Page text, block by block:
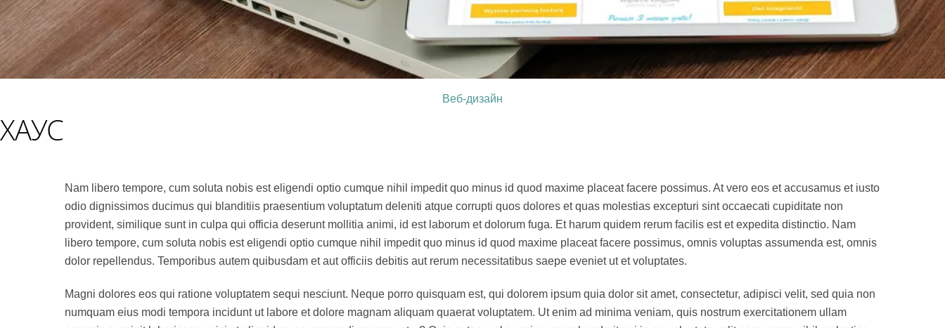
Веб-дизайн
ХАУС
Nam libero tempore, cum soluta nobis est eligendi optio cumque nihil impedit quo minus id quod maxime placeat facere possimus. At vero eos et accusamus et iusto
odio dignissimos ducimus qui blanditiis praesentium voluptatum deleniti atque corrupti quos dolores et quas molestias excepturi sint occaecati cupiditate non
provident, similique sunt in culpa qui officia deserunt mollitia animi, id est laborum et dolorum fuga. Et harum quidem rerum facilis est et expedita distinctio. Nam
libero tempore, cum soluta nobis est eligendi optio cumque nihil impedit quo minus id quod maxime placeat facere possimus, omnis voluptas assumenda est, omnis
dolor repellendus. Temporibus autem quibusdam et aut officiis debitis aut rerum necessitatibus saepe eveniet ut et voluptates.
Magni dolores eos qui ratione voluptatem sequi nesciunt. Neque porro quisquam est, qui dolorem ipsum quia dolor sit amet, consectetur, adipisci velit, sed quia non
numquam eius modi tempora incidunt ut labore et dolore magnam aliquam quaerat voluptatem. Ut enim ad minima veniam, quis nostrum exercitationem ullam